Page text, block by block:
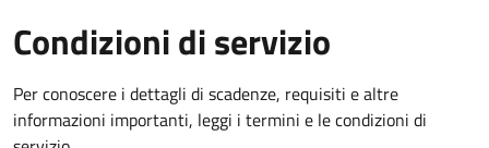
Condizioni di servizio
Per conoscere i dettagli di scadenze, requisiti e altre
informazioni importanti, leggi i termini e le condizioni di